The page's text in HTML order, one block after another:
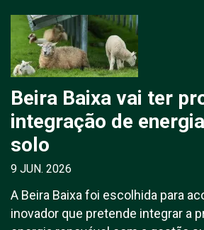
Beira Baixa vai ter
integração de
solo
9 JUN. 2026
A Beira Baixa foi escolhida para
inovador que pretende integrar a